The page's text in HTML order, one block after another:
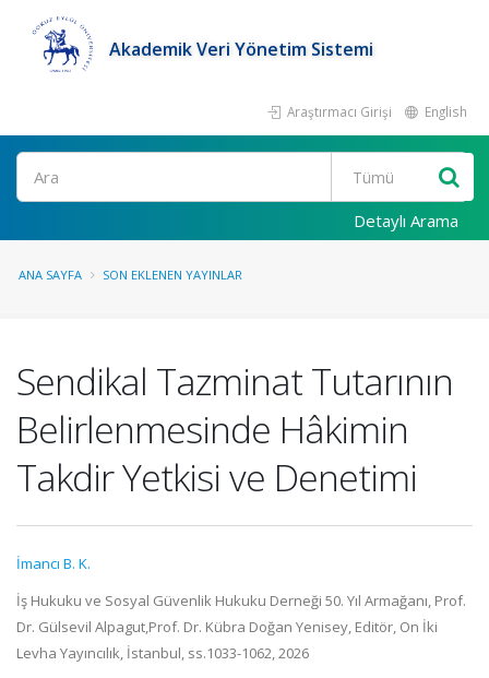
Akademik Veri Yönetim Sistemi
Araştırmacı Girişi English
Ara
Detaylı Arama
ANA SAYFA SON EKLENEN YAYINLAR
Sendikal Tazminat Tutarının
Belirlenmesinde Hâkimin
Takdir Yetkisi ve Denetimi
İmancı B. K.
İş Hukuku ve Sosyal Güvenlik Hukuku Derneği 50. Yıl Armağanı, Prof.
Dr. Gülsevil Alpagut,Prof. Dr. Kübra Doğan Yenisey, Editör, On İki
Levha Yayıncılık, İstanbul, ss.1033-1062, 2026